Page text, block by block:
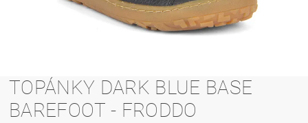
TOPÁNKY DARK BLUE BASE
BAREFOOT - FRODDO